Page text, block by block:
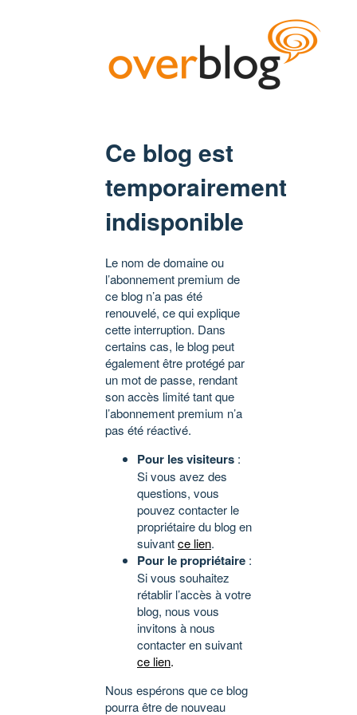
Ce blog est
temporairement
indisponible
Le nom de domaine ou
l’abonnement premium de
ce blog n’a pas été
renouvelé, ce qui explique
cette interruption. Dans
certains cas, le blog peut
également être protégé par
un mot de passe, rendant
son accès limité tant que
l’abonnement premium n’a
pas été réactivé.
Pour les visiteurs :
Si vous avez des
questions, vous
pouvez contacter le
propriétaire du blog en
suivantce lien.
Pour le propriétaire :
Si vous souhaitez
rétablir l’accès à votre
blog, nous vous
invitons à nous
contacter en suivant
ce lien.
Nous espérons que ce blog
pourra être de nouveau